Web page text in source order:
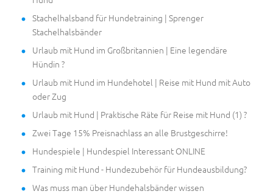
Stachelhalsband für Hundetraining | Sprenger
Stachelhalsbänder
Urlaub mit Hund im Großbritannien | Eine legendäre
Hündin ?
Urlaub mit Hund im Hundehotel | Reise mit Hund mit Auto
oder Zug
Urlaub mit Hund | Praktische Räte für Reise mit Hund (1) ?
Zwei Tage 15% Preisnachlass an alle Brustgeschirre!
Hundespiele | Hundespiel Interessant ONLINE
Training mit Hund - Hundezubehör für Hundeausbildung?
Was muss man über Hundehalsbänder wissen